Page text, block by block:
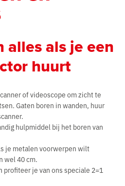
alles als je een
huurt
of videoscope om zicht te
Gaten boren in wanden, huur
hulpmiddel bij het boren van
je metalen voorwerpen wilt
wel 40 cm.
profiteer je van ons speciale 2=1